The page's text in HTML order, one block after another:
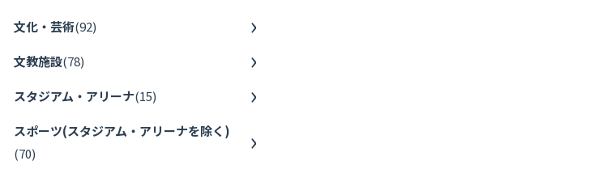
文化・芸術(92)
文教施設(78)
スタジアム・アリーナ(15)
スポーツ(スタジアム・アリーナを除く)
(70)